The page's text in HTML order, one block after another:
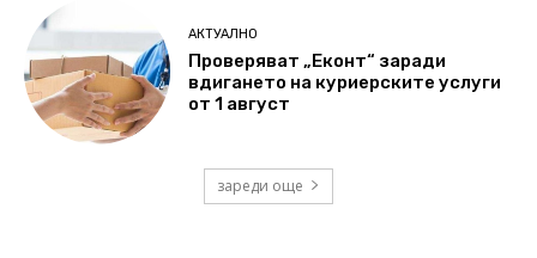
АКТУАЛНО
Проверяват „Еконт“ заради
вдигането на куриерските услуги
от 1 август
зареди още